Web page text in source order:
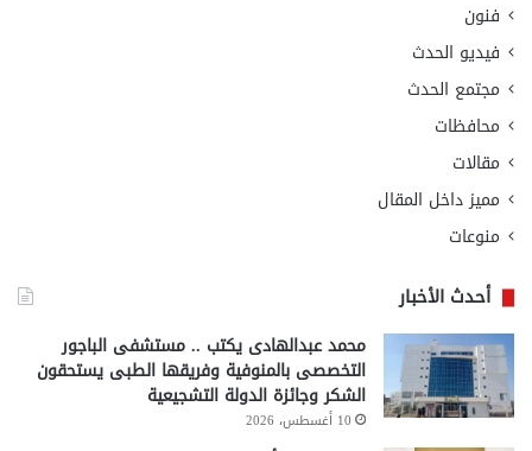
فنون
فيديو الحدث
مجتمع الحدث
محافظات
مقالات
مميز داخل المقال
منوعات
أحدث الأخبار
محمد عبدالهادى يكتب .. مستشفى الباجور
التخصصى بالمنوفية وفريقها الطبى يستحقون
الشكر وجائزة الدولة التشجيعية
10 أغسطس، 2026